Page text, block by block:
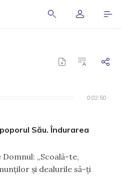
0:02:50
0:02:50
Său. Îndurarea
„Scoală-te,
şi dealurile să-ţi